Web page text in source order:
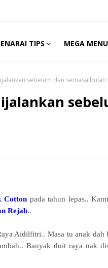
TIPS MEGA MENU
sebelum dan semasa bulan
Cottonpada tahun lepas..
Rejab..
Aidilfitri.. Masa tu anak dah
Banyak duit raya nak